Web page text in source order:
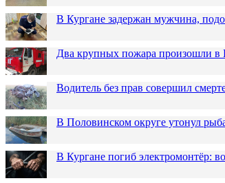
В Кургане задержан мужчина,
Два крупных пожара произошли в
Водитель без прав совершил
В Половинском округе утонул
В Кургане погиб электромонтёр: